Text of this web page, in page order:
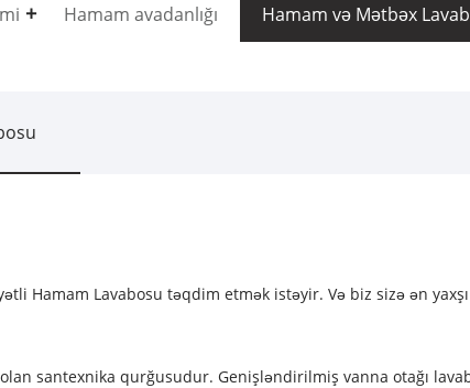
Hamam avadanlığı Hamam və Mətbəx
Hamam Lavabosu təqdim etmək istəyir. Və biz sizə ən
santexnika qurğusudur. Genişləndirilmiş vanna otağı